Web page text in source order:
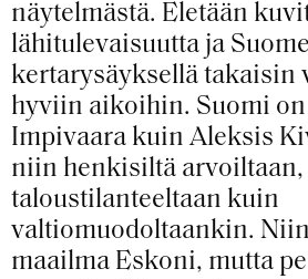
näytelmästä. Eletään
lähitulevaisuutta ja
kertarysäyksellä takaisin
hyviin aikoihin. Suomi on
Impivaara kuin Aleksis
niin henkisiltä arvoiltaan,
taloustilanteeltaan kuin
valtiomuodoltaankin.
maailma Eskoni, mutta